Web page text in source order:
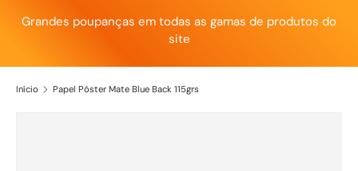
Grandes poupanças em todas as gamas de produtos do
site
Início Papel Póster Mate Blue Back 115grs